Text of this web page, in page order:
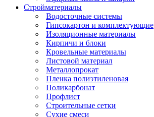
Стройматериалы
Водосточные системы
Гипсокартон и комплектующие
Изоляционные материалы
Кирпичи и блоки
Кровельные материалы
Листовой материал
Металлопрокат
Пленка полиэтиленовая
Поликарбонат
Профлист
Строительные сетки
Сухие смеси